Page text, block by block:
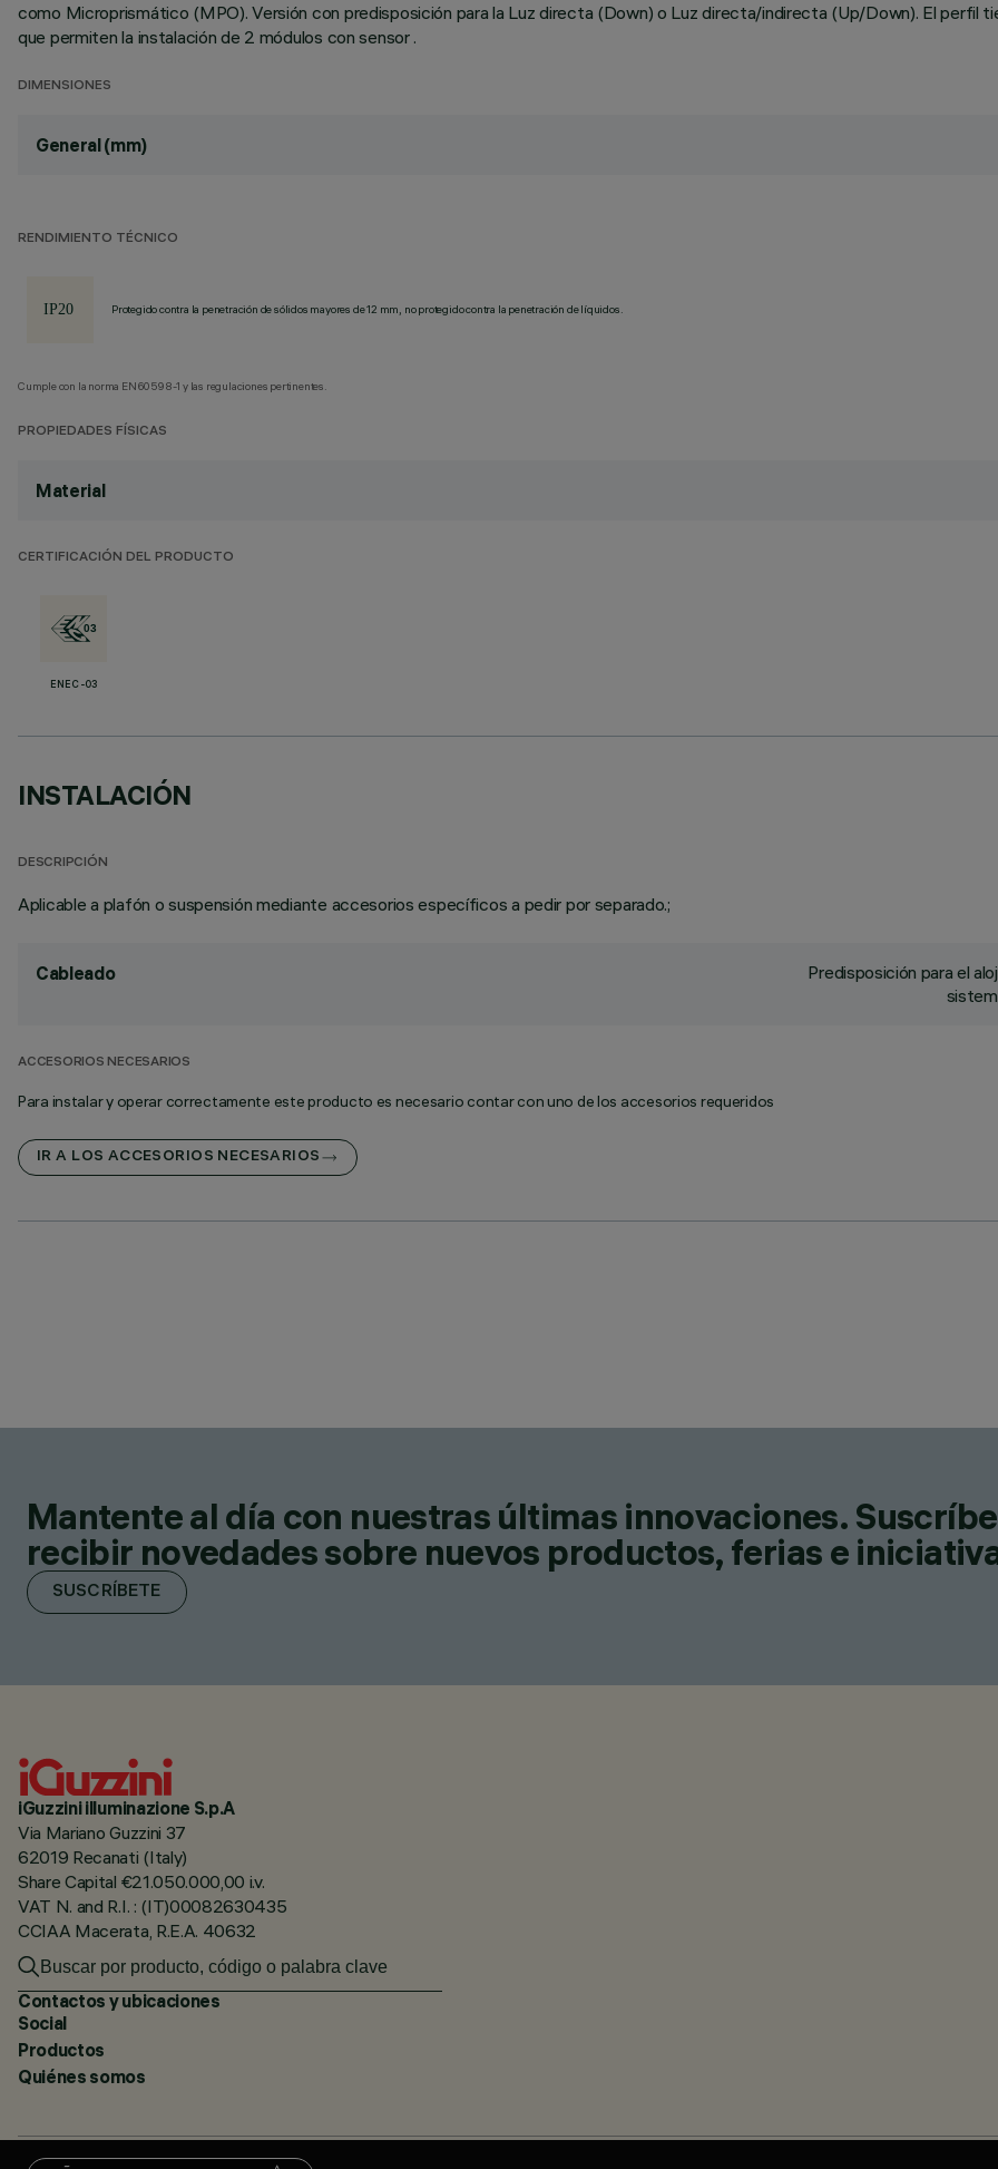
como Microprismático (MPO). Versión con predisposición para la Luz directa (Down) o Luz directa/indirecta (Up/Down). El perfil
que permiten la instalación de 2 módulos con sensor .
DIMENSIONES
General (mm)
RENDIMIENTO TÉCNICO
Protegido contra la penetración de sólidos mayores de 12 mm, no protegido contra la penetración de líquidos.
Cumple con la norma EN60598-1 y las regulaciones pertinentes.
PROPIEDADES FÍSICAS
Material
CERTIFICACIÓN DEL PRODUCTO
ENEC-03
INSTALACIÓN
DESCRIPCIÓN
Aplicable a plafón o suspensión mediante accesorios específicos a pedir por separado.;
Cableado
Predisposición para el
ACCESORIOS NECESARIOS
Para instalar y operar correctamente este producto es necesario contar con uno de los accesorios requeridos
IR A LOS ACCESORIOS NECESARIOS
Mantente al día con nuestras últimas innovaciones.
recibir novedades sobre nuevos productos, ferias e
SUSCRÍBETE
iGuzzini illuminazione S.p.A
Via Mariano Guzzini 37
62019 Recanati (Italy)
Share Capital €21.050.000,00 i.v.
VAT N. and R.I. : (IT)00082630435
CCIAA Macerata, R.E.A. 40632
Contactos y ubicaciones
Social
Productos
Quiénes somos